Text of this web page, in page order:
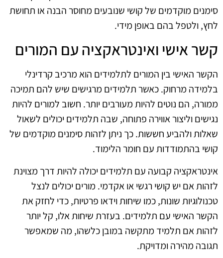
סימנים מוקדמים של קושי שנובעים מחוסר הבנה או תחושת
לחץ, ולטפל בהם באופן מידי.
קשר אישי ואינטראקציה עם המורים
הקשר האישי בין המורים לתלמידים הוא מרכיב קרדינלי
בלמידה מרחוק. כאשר תלמידים מרגישים שיש להם תמיכה
ממורה, הם נוטים להיות מעורבים יותר. חשוב למורים להיות
נגישים וליצור אווירה פתוחה, שבה תלמידים יכולים לשאול
שאלות ולהביע חששות. כך ניתן לזהות סימנים מוקדמים של
קושי בהתמודדות עם חומר הלימוד.
אינטראקציה קבועה עם תלמידים יכולה להיות דרך מצוינת
לזהות אם יש קושי רגשי או אקדמי. מורים יכולים לנצל
טכנולוגיות שונות, כמו שיחות וידאו פרטיות, כדי לחזק את
הקשר האישי עם תלמידים. בעזרת שיחות אלו, קל יותר
לזהות אם תלמיד מתקשה במובן כלשהו, מה שמאפשר
תגובה מהירה ומדויקת.